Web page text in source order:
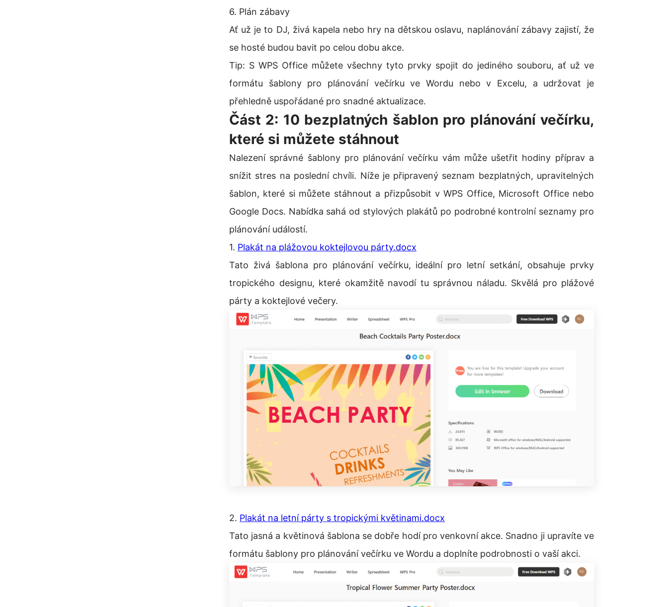
6. Plán zábavy
Ať už je to DJ, živá kapela nebo hry na dětskou oslavu, naplánování zábavy zajistí, že
se hosté budou bavit po celou dobu akce.
Tip: S WPS Office můžete všechny tyto prvky spojit do jediného souboru, ať už ve
formátu šablony pro plánování večírku ve Wordu nebo v Excelu, a udržovat je
přehledně uspořádané pro snadné aktualizace.
Část 2: 10 bezplatných šablon pro plánování večírku,
které si můžete stáhnout
Nalezení správné šablony pro plánování večírku vám může ušetřit hodiny příprav a
snížit stres na poslední chvíli. Níže je připravený seznam bezplatných, upravitelných
šablon, které si můžete stáhnout a přizpůsobit v WPS Office, Microsoft Office nebo
Google Docs. Nabídka sahá od stylových plakátů po podrobné kontrolní seznamy pro
plánování událostí.
1. Plakát na plážovou koktejlovou párty.docx
Tato živá šablona pro plánování večírku, ideální pro letní setkání, obsahuje prvky
tropického designu, které okamžitě navodí tu správnou náladu. Skvělá pro plážové
párty a koktejlové večery.
2. Plakát na letní párty s tropickými květinami.docx
Tato jasná a květinová šablona se dobře hodí pro venkovní akce. Snadno ji upravíte ve
formátu šablony pro plánování večírku ve Wordu a doplníte podrobnosti o vaší akci.